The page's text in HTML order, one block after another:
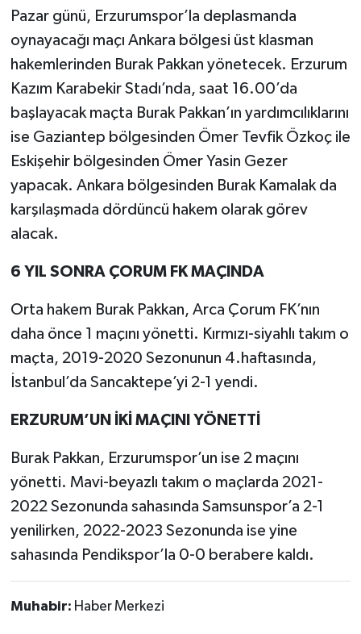
Pazar günü, Erzurumspor’la deplasmanda
oynayacağı maçı Ankara bölgesi üst klasman
hakemlerinden Burak Pakkan yönetecek. Erzurum
Kazım Karabekir Stadı’nda, saat 16.00’da
başlayacak maçta Burak Pakkan’ın yardımcılıklarını
ise Gaziantep bölgesinden Ömer Tevfik Özkoç ile
Eskişehir bölgesinden Ömer Yasin Gezer
yapacak. Ankara bölgesinden Burak Kamalak da
karşılaşmada dördüncü hakem olarak görev
alacak.
6 YIL SONRA ÇORUM FK MAÇINDA
Orta hakem Burak Pakkan, Arca Çorum FK’nın
daha önce 1 maçını yönetti. Kırmızı-siyahlı takım o
maçta, 2019-2020 Sezonunun 4.haftasında,
İstanbul’da Sancaktepe’yi 2-1 yendi.
ERZURUM’UN İKİ MAÇINI YÖNETTİ
Burak Pakkan, Erzurumspor’un ise 2 maçını
yönetti. Mavi-beyazlı takım o maçlarda 2021-
2022 Sezonunda sahasında Samsunspor’a 2-1
yenilirken, 2022-2023 Sezonunda ise yine
sahasında Pendikspor’la 0-0 berabere kaldı.
Muhabir: Haber Merkezi